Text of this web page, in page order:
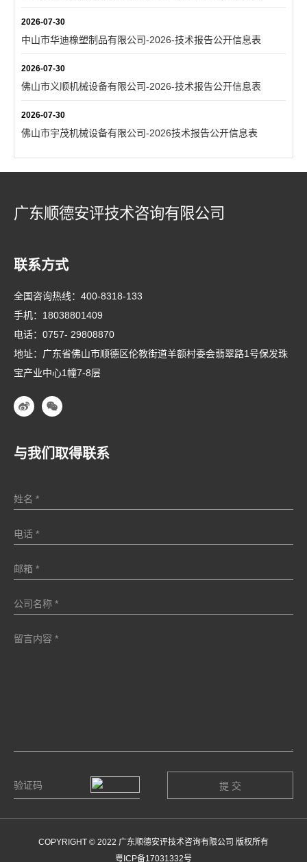
2026-07-30
中山市华迪橡塑制品有限公司-2026-技术报告公开信息表
2026-07-30
佛山市义顺机械设备有限公司-2026-技术报告公开信息表
2026-07-30
佛山市宇茂机械设备有限公司-2026技术报告公开信息表
广东顺德安评技术咨询有限公司
联系方式
全国咨询热线： 400-8318-133
手机： 18038801409
电话： 0757- 29808870
地址：广东省佛山市顺德区伦教街道羊额村委会翡翠路1号保发珠
宝产业中心1幢7-8层
与我们取得联系
COPYRIGHT © 2022 广东顺德安评技术咨询有限公司 版权所有
粤ICP备17031332号